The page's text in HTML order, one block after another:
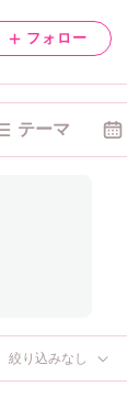
フォロー
テーマ
絞り込みなし